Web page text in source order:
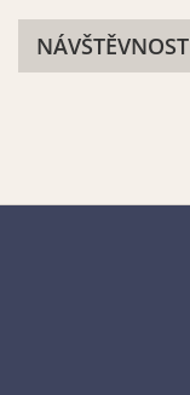
NÁVŠTĚVNOST